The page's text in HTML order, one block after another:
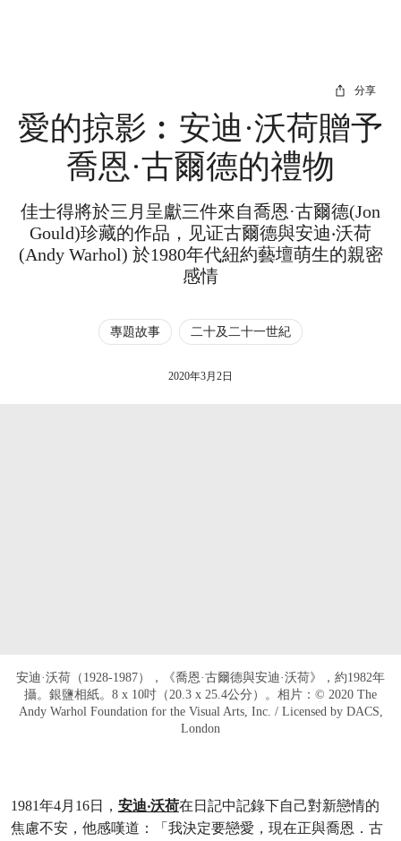
分享
愛的掠影︰安迪·沃荷贈予
喬恩·古爾德的禮物
佳士得將於三月呈獻三件來自喬恩·古爾德(Jon
Gould)珍藏的作品，见证古爾德與安迪‧沃荷
(Andy Warhol) 於1980年代紐約藝壇萌生的親密
感情
專題故事 二十及二十一世紀
2020年3月2日
安迪·沃荷（1928-1987），《喬恩·古爾德與安迪·沃荷》，約1982年
攝。銀鹽相紙。8 x 10吋（20.3 x 25.4公分）。相片：© 2020 The
Andy Warhol Foundation for the Visual Arts, Inc. / Licensed by DACS,
London
1981年4月16日， 安迪‧沃荷在日記中記錄下自己對新戀情的
焦慮不安，他感嘆道：「我決定要戀愛，現在正與喬恩．古